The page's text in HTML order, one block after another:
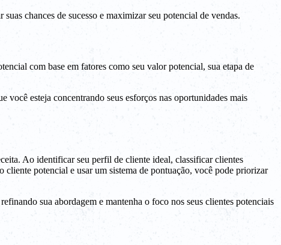
chances de sucesso e maximizar seu potencial de vendas.
com base em fatores como seu valor potencial, sua etapa de
esteja concentrando seus esforços nas oportunidades mais
Ao identificar seu perfil de cliente ideal, classificar clientes
potencial e usar um sistema de pontuação, você pode priorizar
sua abordagem e mantenha o foco nos seus clientes potenciais